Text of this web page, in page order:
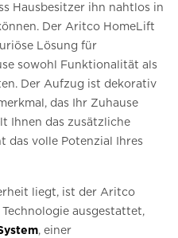
Hausbesitzer ihn nahtlos in
Der Aritco HomeLift
Lösung für
sowohl Funktionalität als
Der Aufzug ist dekorativ
das Ihr Zuhause
Ihnen das zusätzliche
das volle Potenzial Ihres
liegt, ist der Aritco
ausgestattet,
, einer